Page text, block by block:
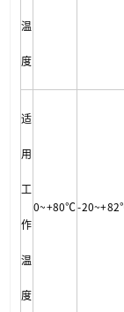
温
度
适
用
工
作
温
度
0~+80℃-